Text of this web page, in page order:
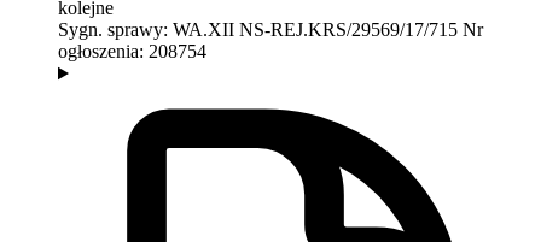
kolejne
Sygn. sprawy: WA.XII NS-REJ.KRS/29569/17/715 Nr
ogłoszenia: 208754